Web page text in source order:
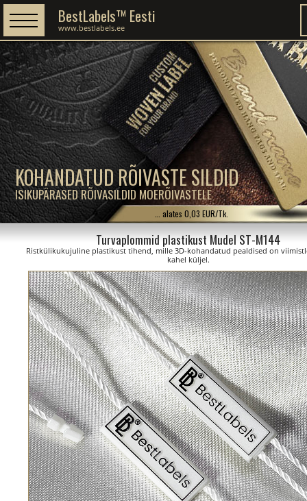
KOHANDATUD RÕIVASTE SILDID
ISIKUPÄRASED RÕIVASILDID MOERÕIVASTELE
BestLabels™ Eesti
www.bestlabels.ee
... alates 0,03 EUR/Tk.
Turvaplommid plastikust Mudel ST-M144
Ristkülikukujuline plastikust tihend, mille 3D-kohandatud pealdised on
kahel küljel.